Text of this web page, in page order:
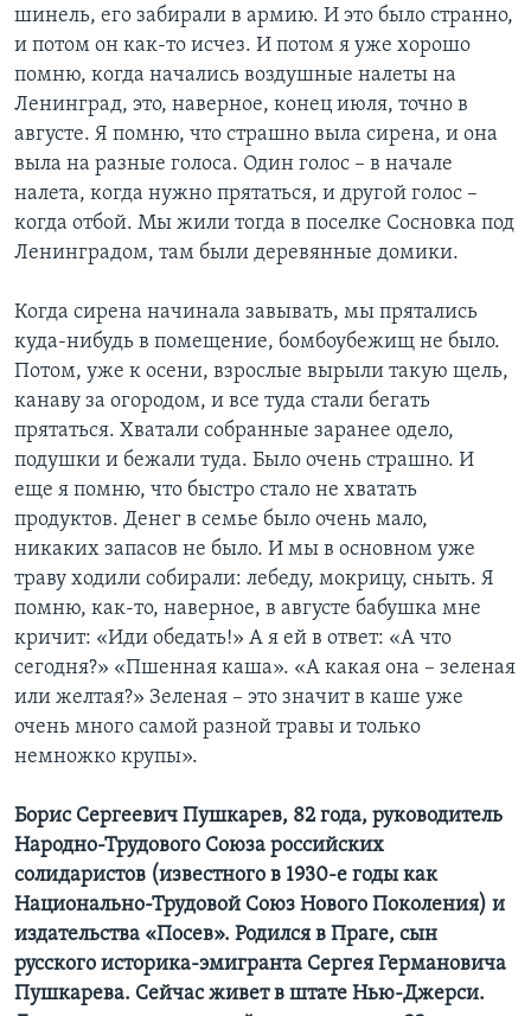
шинель, его забирали в армию. И это было странно,
и потом он как-то исчез. И потом я уже хорошо
помню, когда начались воздушные налеты на
Ленинград, это, наверное, конец июля, точно в
августе. Я помню, что страшно выла сирена, и она
выла на разные голоса. Один голос – в начале
налета, когда нужно прятаться, и другой голос –
когда отбой. Мы жили тогда в поселке Сосновка под
Ленинградом, там были деревянные домики.
Когда сирена начинала завывать, мы прятались
куда-нибудь в помещение, бомбоубежищ не было.
Потом, уже к осени, взрослые вырыли такую щель,
канаву за огородом, и все туда стали бегать
прятаться. Хватали собранные заранее одело,
подушки и бежали туда. Было очень страшно. И
еще я помню, что быстро стало не хватать
продуктов. Денег в семье было очень мало,
никаких запасов не было. И мы в основном уже
траву ходили собирали: лебеду, мокрицу, сныть. Я
помню, как-то, наверное, в августе бабушка мне
кричит: «Иди обедать!» А я ей в ответ: «А что
сегодня?» «Пшенная каша». «А какая она – зеленая
или желтая?» Зеленая – это значит в каше уже
очень много самой разной травы и только
немножко крупы».
Борис Сергеевич Пушкарев, 82 года, руководитель
Народно-Трудового Союза российских
солидаристов (известного в 1930-е годы как
Национально-Трудовой Союз Нового Поколения) и
издательства «Посев». Родился в Праге, сын
русского историка-эмигранта Сергея Германовича
Пушкарева. Сейчас живет в штате Нью-Джерси.